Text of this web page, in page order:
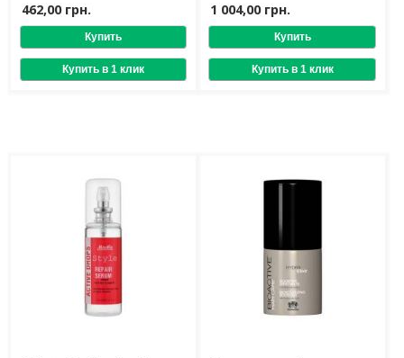
О Магазине
Каталог
Контакты
Возврат товара
462,00 грн. 1 004,00 грн.